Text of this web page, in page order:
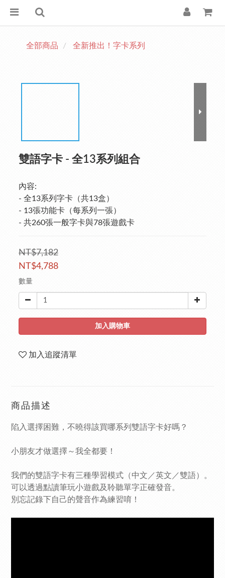
全部商品 全新推出！字卡系列
雙語字卡 - 全13系列組合
內容:
- 全13系列字卡（共13盒）
- 13張功能卡（每系列一張）
- 共260張一般字卡與78張遊戲卡
NT$7,182
NT$4,788
數量
加入購物車
加入追蹤清單
商品描述
陷入選擇困難，不曉得該買哪系列雙語字卡好嗎？
小朋友才做選擇～我全都要！
我們的雙語字卡有三種學習模式（中文／英文／雙語）。
可以透過點讀筆玩小遊戲及聆聽單字正確發音。
別忘記錄下自己的聲音作為練習唷！